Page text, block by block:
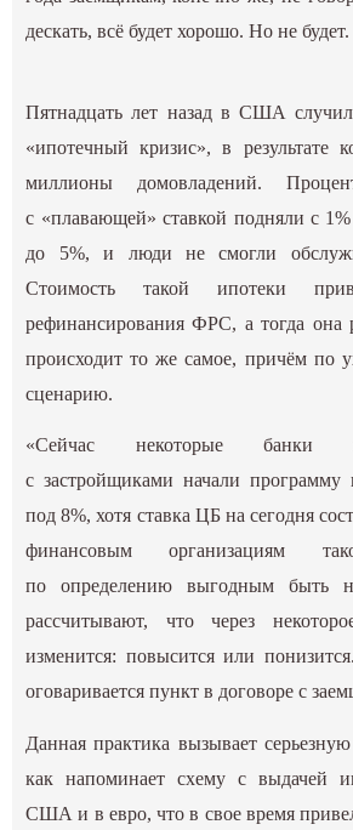
дескать, всё будет хорошо. Но не
Пятнадцать лет назад в США
«ипотечный кризис», в результате
миллионы домовладений.
с «плавающей» ставкой подняли с
до 5%, и люди не смогли
Стоимость такой ипотеки
рефинансирования ФРС, а тогда она
происходит то же самое, причём по
сценарию.
«Сейчас некоторые банки
с застройщиками начали программу
под 8%, хотя ставка ЦБ на сегодня
финансовым организациям
по определению выгодным быть
рассчитывают, что через
изменится: повысится или
оговаривается пункт в договоре с
Данная практика вызывает
как напоминает схему с выдачей
США и в евро, что в свое время